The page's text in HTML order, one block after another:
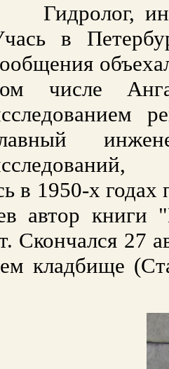
Гидролог,
в
числе
в 1950-х
автор книги
Скончался 27
кладбище